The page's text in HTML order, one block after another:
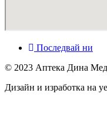
Последвай ни
© 2023 Аптека Дина
Дизайн и изработка на